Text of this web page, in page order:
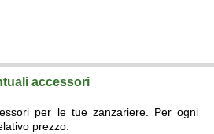
accessori
per le tue zanzariere. Per ogni
prezzo.